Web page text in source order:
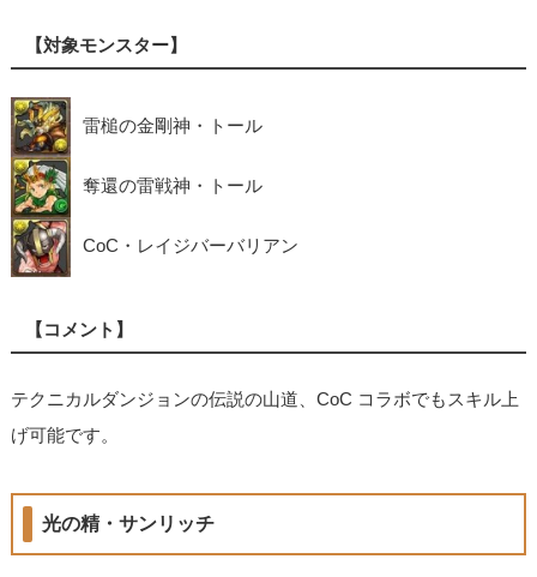
【対象モンスター】
雷槌の金剛神・トール
奪還の雷戦神・トール
CoC・レイジバーバリアン
【コメント】
テクニカルダンジョンの伝説の山道、CoC コラボでもスキル上
げ可能です。
光の精・サンリッチ